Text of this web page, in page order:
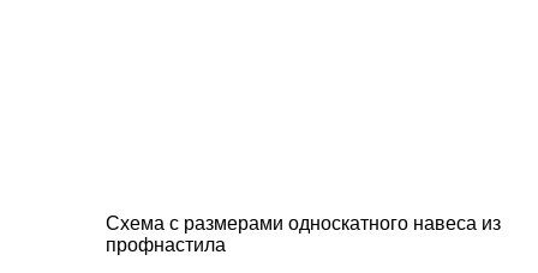
Схема с размерами односкатного навеса из
профнастила